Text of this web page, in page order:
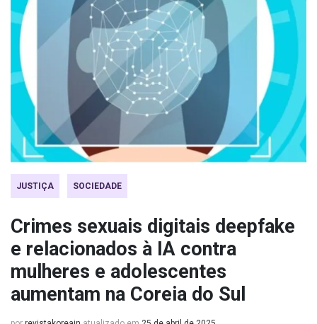
JUSTIÇA SOCIEDADE
Crimes sexuais digitais deepfake
e relacionados à IA contra
mulheres e adolescentes
aumentam na Coreia do Sul